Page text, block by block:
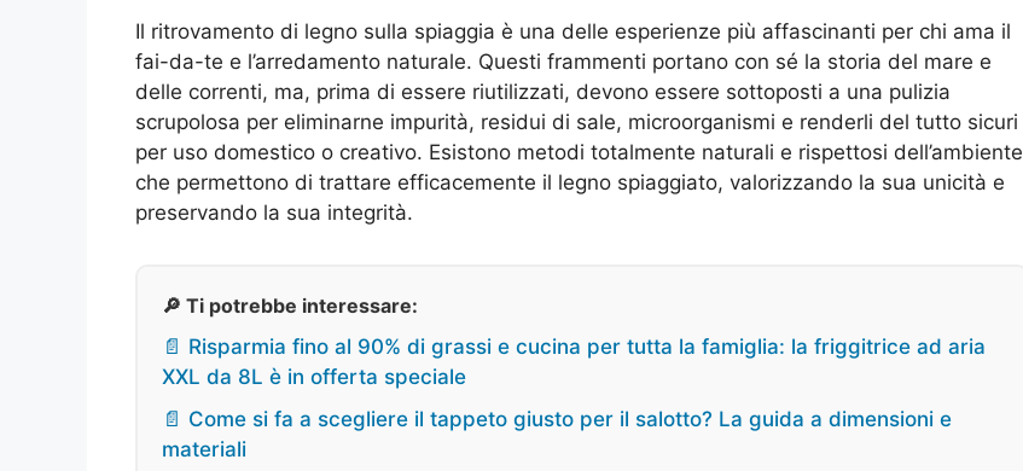
Il ritrovamento di legno sulla spiaggia è una delle esperienze più affascinanti per chi ama il
fai-da-te e l’arredamento naturale. Questi frammenti portano con sé la storia del mare e
delle correnti, ma, prima di essere riutilizzati, devono essere sottoposti a una pulizia
scrupolosa per eliminarne impurità, residui di sale, microorganismi e renderli del tutto sicuri
per uso domestico o creativo. Esistono metodi totalmente naturali e rispettosi dell’ambiente
che permettono di trattare efficacemente il legno spiaggiato, valorizzando la sua unicità e
preservando la sua integrità.
🔎 Ti potrebbe interessare:
📄 Risparmia fino al 90% di grassi e cucina per tutta la famiglia: la friggitrice ad aria
XXL da 8L è in offerta speciale
📄 Come si fa a scegliere il tappeto giusto per il salotto? La guida a dimensioni e
materiali